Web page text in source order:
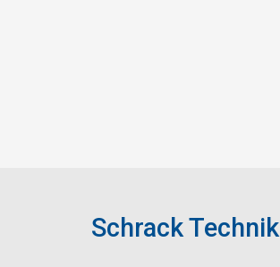
Schrack Technik